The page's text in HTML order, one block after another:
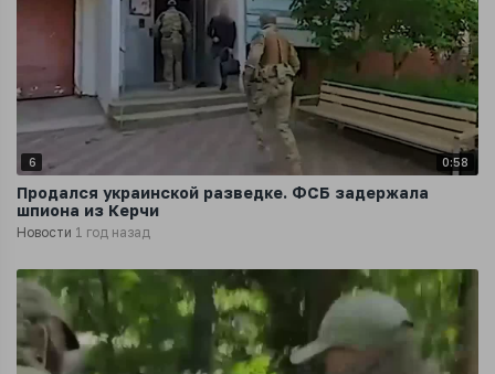
6 0:58
Продался украинской разведке. ФСБ задержала
шпиона из Керчи
Новости 1 год назад